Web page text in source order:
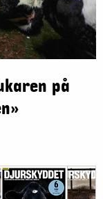
på